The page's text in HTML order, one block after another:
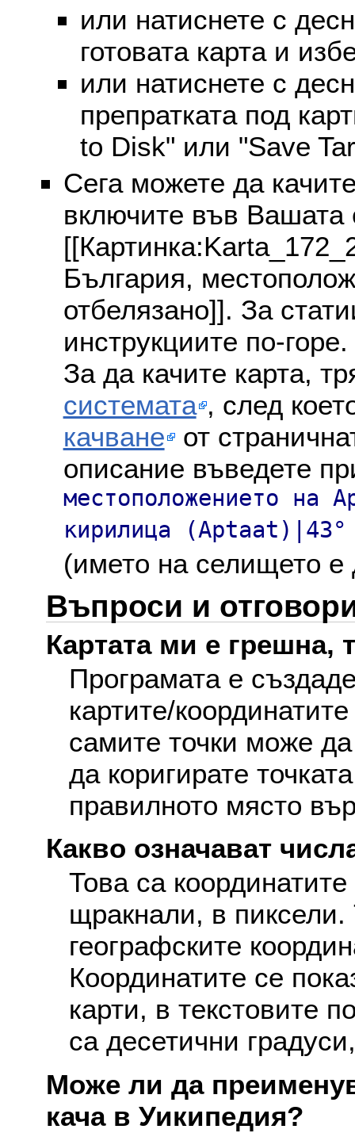
или натиснете с
готовата карта и
или натиснете с
препратката под
to Disk" или "Save
Сега можете да
включите във Вашата
България,
отбелязано]]. За
инструкциите по-горе.
За да качите карта,
системата , след
качване от
описание въведете
местоположението на
кирилица
(името на селището
Въпроси и
Картата ми е грешна,
Програмата е
картите/
самите точки може
да коригирате
правилното място
Какво означават
Това са
щракнали, в пиксели.
географските
Координатите се
карти, в текстовите
са десетични
Може ли да
кача в Уикипедия?